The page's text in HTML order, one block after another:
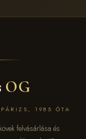
OG
1985 ÓTA
felvásárlása és